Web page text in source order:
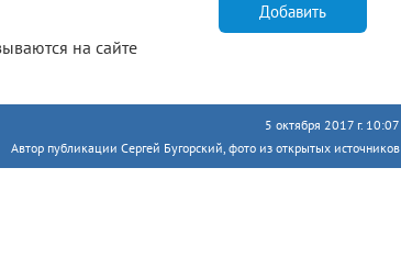
на сайте
Добавить
5 октября 2017 г. 10:07
Автор публикации Сергей Бугорский, фото из открытых источников